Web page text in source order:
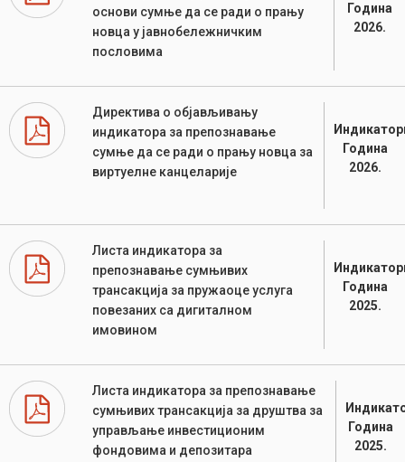
основи сумње да се ради о прању
новца у јавнобележничким
пословима
Година
2026.
Директива о објављивању
индикатора за препознавање
сумње да се ради о прању новца за
виртуелне канцеларије
Година
2026.
Листа индикатора за
препознавање сумњивих
трансакција за пружаоце услуга
повезаних са дигиталном
имовином
Година
2025.
Листа индикатора за препознавање
сумњивих трансакција за друштва за
управљање инвестиционим
фондовима и депозитара
Година
2025.